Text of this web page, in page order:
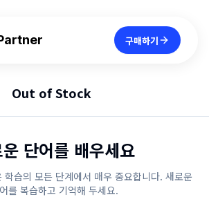
구매하기
Out of Stock
단어를 배우세요
학습의 모든 단계에서 매우 중요합니다. 새로운
를 복습하고 기억해 두세요.